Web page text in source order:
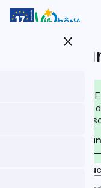
Direkt
zum
close
Die Accueil Vélo
Verpflichtungen,
Radfahrern
Die
Nach Gemeinde